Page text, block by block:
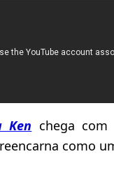
Ken chega
como